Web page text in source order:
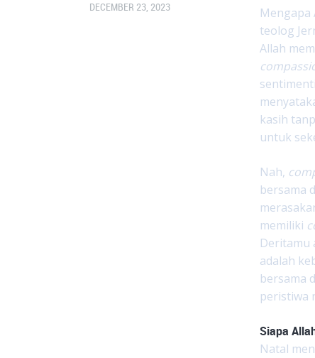
DECEMBER 23, 2023
Mengapa
teolog
Allah
kasih
untuk
Nah,
bersama
memiliki
Deritamu
adalah
bersama
peristiwa
Siapa
Natal